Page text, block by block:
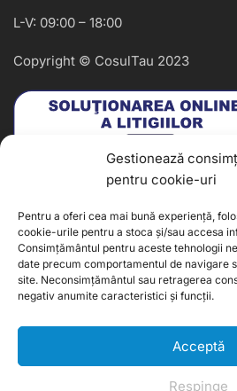
Gestionează
pentru cookie-uri
Pentru a oferi cea mai bună experiență,
cookie-urile pentru a stoca și/sau accesa
Consimțământul pentru aceste tehnologii
date precum comportamentul de navigare
site. Neconsimțământul sau retragerea
negativ anumite caracteristici și funcții.
Acceptă
Respinge
L-V: 09:00 – 18:00
Copyright © CosulTau 2023